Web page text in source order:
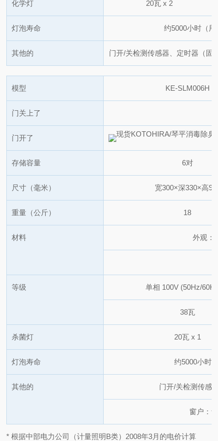
化学灯 20瓦 x 2
灯泡寿命 约5000小时（
其他的 门开/关检测传感器、定时器（固
模型 KE-SLM006H
门关上了
门开了
存储容量 6对
尺寸（毫米） 宽300×深330×高
重量（公斤） 18
材料 外观：
等级 单相 100V (50Hz/
38瓦
杀菌灯 20瓦 x 1
灯泡寿命 约5000小时
其他的 门开/关检测传感
窗户：
* 根据中部电力公司（计量照明B类）2008年3月的电价计算